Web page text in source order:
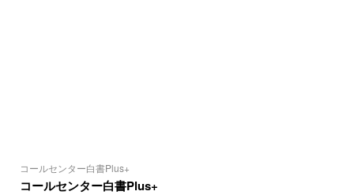
コールセンター白書Plus+
コールセンター白書Plus+